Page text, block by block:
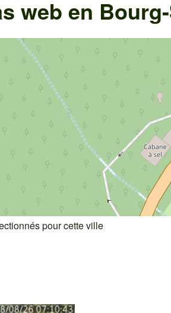
web en
pour cette ville